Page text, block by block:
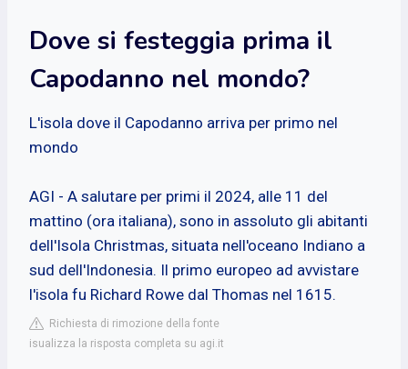
Dove si festeggia prima il
Capodanno nel mondo?
L'isola dove il Capodanno arriva per primo nel
mondo
AGI - A salutare per primi il 2024, alle 11 del
mattino (ora italiana), sono in assoluto gli abitanti
dell'Isola Christmas, situata nell'oceano Indiano a
sud dell'Indonesia. Il primo europeo ad avvistare
l'isola fu Richard Rowe dal Thomas nel 1615.
Richiesta di rimozione della fonte
isualizza la risposta completa su agi.it